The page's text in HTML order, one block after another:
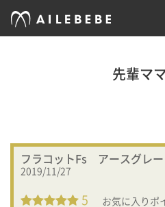
先輩マ
フラコットFs アースグレー
2019/11/27
5
お気に入りポ